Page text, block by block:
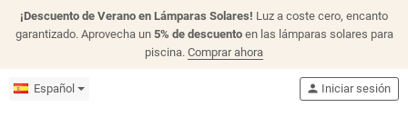
¡Descuento de Verano en Lámparas Solares! Luz a coste cero, encanto
garantizado. Aprovecha un 5% de descuentoen las lámparas solares para
piscina. Comprar ahora
Español person Iniciar sesión